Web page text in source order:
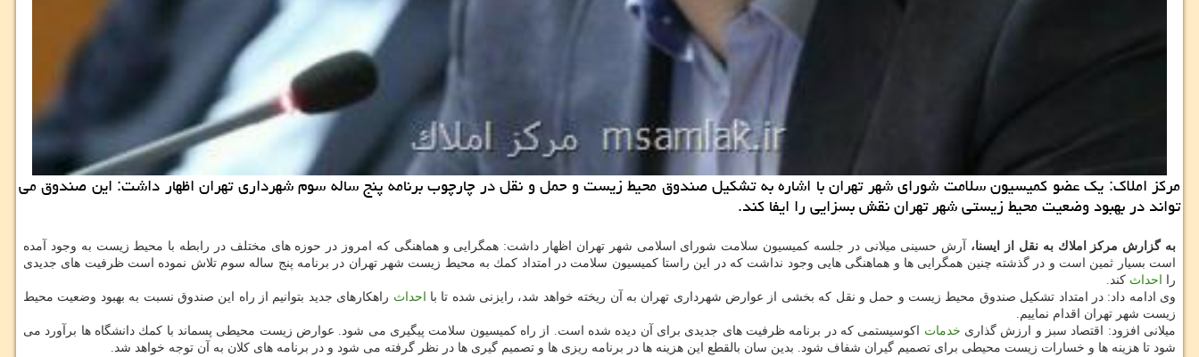
مركز املاك: یك عضو كمیسیون سلامت شورای شهر تهران با اشاره به تشكیل صندوق محیط زیست و حمل و نقل در چارچوب برنامه پنج ساله سوم شهرداری تهران اظهار داشت: این صندوق می
تواند در بهبود وضعیت محیط زیستی شهر تهران نقش بسزایی را ایفا كند.
به گزارش مركز املاك به نقل از ایسنا،
آرش حسینی میلانی در جلسه كمیسیون سلامت شورای اسلامی شهر تهران اظهار داشت: همگرایی و هماهنگی كه امروز در حوزه های مختلف در رابطه با محیط زیست به وجود آمده
است بسیار ثمین است و در گذشته چنین همگرایی ها و هماهنگی هایی وجود نداشت كه در این راستا كمیسیون سلامت در امتداد كمك به محیط زیست شهر تهران در برنامه پنج ساله سوم تلاش نموده است ظرفیت های جدیدی
را
احداث كند.
وی ادامه داد: در امتداد تشكیل صندوق محیط زیست و حمل و نقل كه بخشی از عوارض شهرداری تهران به آن ریخته خواهد شد، رایزنی شده تا با
احداث راهكارهای جدید بتوانیم از راه این صندوق نسبت به بهبود وضعیت محیط
زیست شهر تهران اقدام نماییم.
میلانی افزود: اقتصاد سبز و ارزش گذاری خدمات اكوسیستمی كه در برنامه ظرفیت های جدیدی برای آن دیده شده است. از راه كمیسیون سلامت پیگیری می شود. عوارض زیست محیطی پسماند با كمك دانشگاه ها برآورد می
شود تا هزینه ها و خسارات زیست محیطی برای تصمیم گیران شفاف شود. بدین سان بالقطع این هزینه ها در برنامه ریزی ها و تصمیم گیری ها در نظر گرفته می شود و در برنامه های كلان به آن توجه خواهد شد.